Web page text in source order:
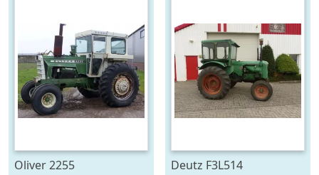
Oliver 2255
Deutz F3L514